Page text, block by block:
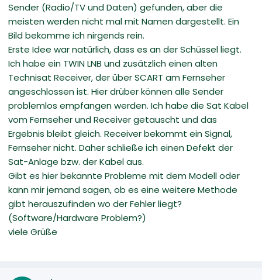
Sender (Radio/TV und Daten) gefunden, aber die
meisten werden nicht mal mit Namen dargestellt. Ein
Bild bekomme ich nirgends rein.
Erste Idee war natürlich, dass es an der Schüssel liegt.
Ich habe ein TWIN LNB und zusätzlich einen alten
Technisat Receiver, der über SCART am Fernseher
angeschlossen ist. Hier drüber können alle Sender
problemlos empfangen werden. Ich habe die Sat Kabel
vom Fernseher und Receiver getauscht und das
Ergebnis bleibt gleich. Receiver bekommt ein Signal,
Fernseher nicht. Daher schließe ich einen Defekt der
Sat-Anlage bzw. der Kabel aus.
Gibt es hier bekannte Probleme mit dem Modell oder
kann mir jemand sagen, ob es eine weitere Methode
gibt herauszufinden wo der Fehler liegt?
(Software/Hardware Problem?)
viele Grüße